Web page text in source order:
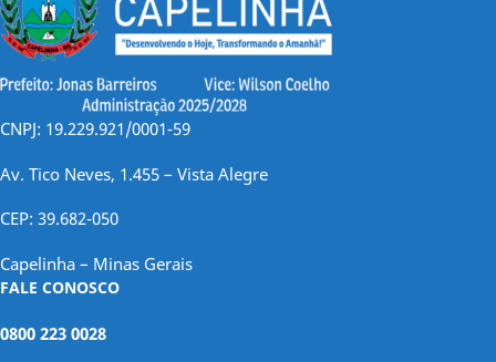
CNPJ: 19.229.921/0001-59
Av. Tico Neves, 1.455 – Vista Alegre
CEP: 39.682-050
Capelinha – Minas Gerais
FALE CONOSCO
0800 223 0028